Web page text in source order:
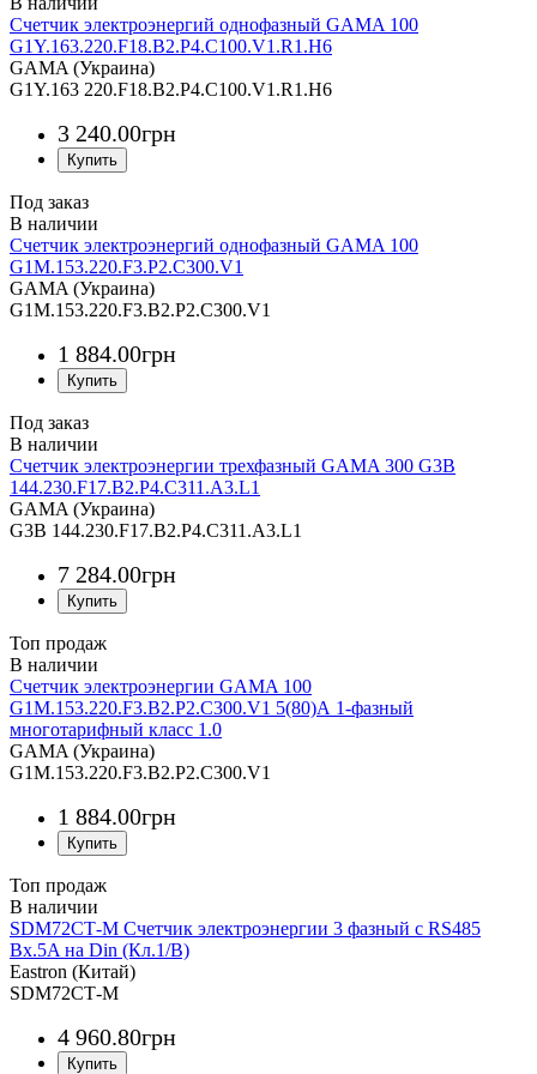
Счетчик электроэнергий однофазный GAMA 100
G1Y.163.220.F18.B2.P4.C100.V1.R1.H6
GAMA (Украина)
G1Y.163 220.F18.B2.P4.C100.V1.R1.H6
3 240.00грн
Под заказ
Счетчик электроэнергий однофазный GAMA 100
G1M.153.220.F3.P2.C300.V1
GAMA (Украина)
G1M.153.220.F3.B2.P2.C300.V1
1 884.00грн
Под заказ
Счетчик электроэнергии трехфазный GAMA 300 G3B
144.230.F17.B2.P4.C311.A3.L1
GAMA (Украина)
G3B 144.230.F17.B2.P4.C311.A3.L1
7 284.00грн
Топ продаж
Счетчик электроэнергии GAMA 100
G1M.153.220.F3.B2.P2.C300.V1 5(80)А 1-фазный
многотарифный класс 1.0
GAMA (Украина)
G1M.153.220.F3.В2.P2.C300.V1
1 884.00грн
Топ продаж
SDM72СТ-М Счетчик электроэнергии 3 фазный с RS485
Вх.5A на Din (Кл.1/B)
Eastron (Китай)
SDM72СТ-М
4 960.80грн